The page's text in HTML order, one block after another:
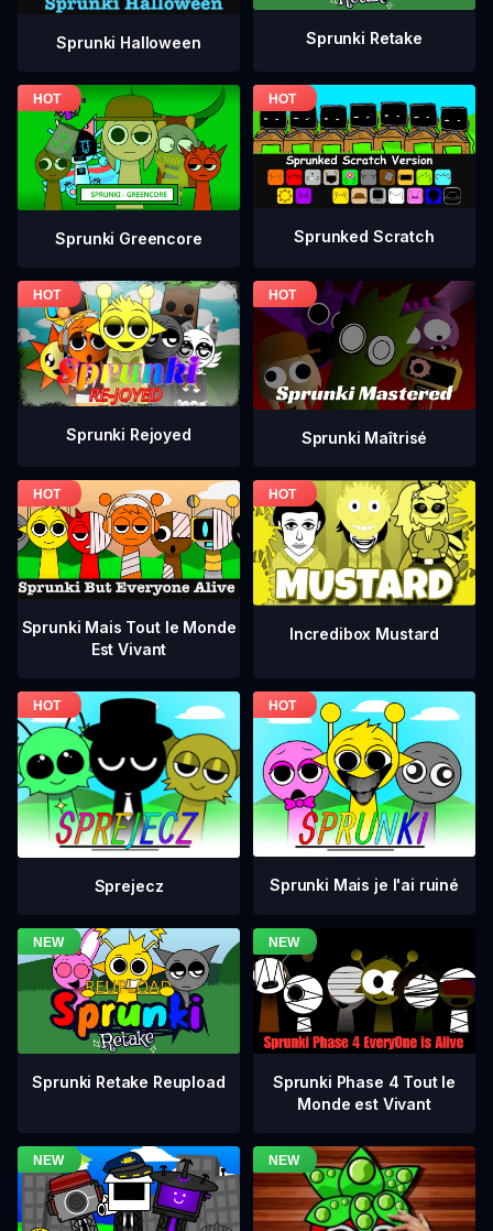
Sprunki Halloween Sprunki Retake
Sprunki Greencore Sprunked Scratch
Sprunki Rejoyed Sprunki Maîtrisé
Sprunki Mais Tout le Monde
Est Vivant
Incredibox Mustard
Sprejecz Sprunki Mais je l'ai ruiné
Sprunki Retake Reupload
Sprunki Phase 4 Tout le
Monde est Vivant